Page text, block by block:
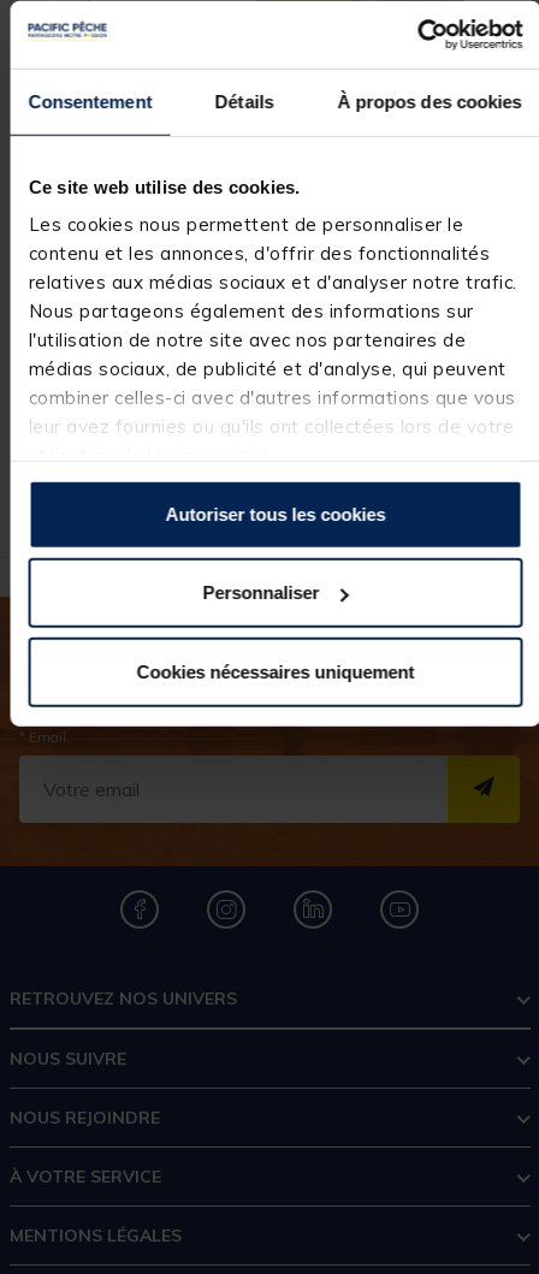
Consentement Détails À propos des cookies
Ce site web utilise des cookies.
Les cookies nous permettent de personnaliser le
contenu et les annonces, d'offrir des fonctionnalités
relatives aux médias sociaux et d'analyser notre trafic.
Nous partageons également des informations sur
l'utilisation de notre site avec nos partenaires de
médias sociaux, de publicité et d'analyse, qui peuvent
combiner celles-ci avec d'autres informations que vous
leur avez fournies ou qu'ils ont collectées lors de votre
Autoriser tous les cookies
Personnaliser
Cookies nécessaires uniquement
au panier
Bateau Amorceur
Deeper Quest
Chirp+
[object Object] out of 5 Customer Rating
(4)
1.849,00
€
Ajouter au panier
Expédition sous 7
jours
Bateau amorceur
carpe team
carpfishing Process
bait boat
[object Object] out of 5
(56)
Price reduced from
129,00 €to
90,30 € Ajouter au
Expédition sous 24 h
Gardez le fil, suivez-nous !
* Email
RETROUVEZ NOS UNIVERS
NOUS SUIVRE
NOUS REJOINDRE
À VOTRE SERVICE
MENTIONS LÉGALES